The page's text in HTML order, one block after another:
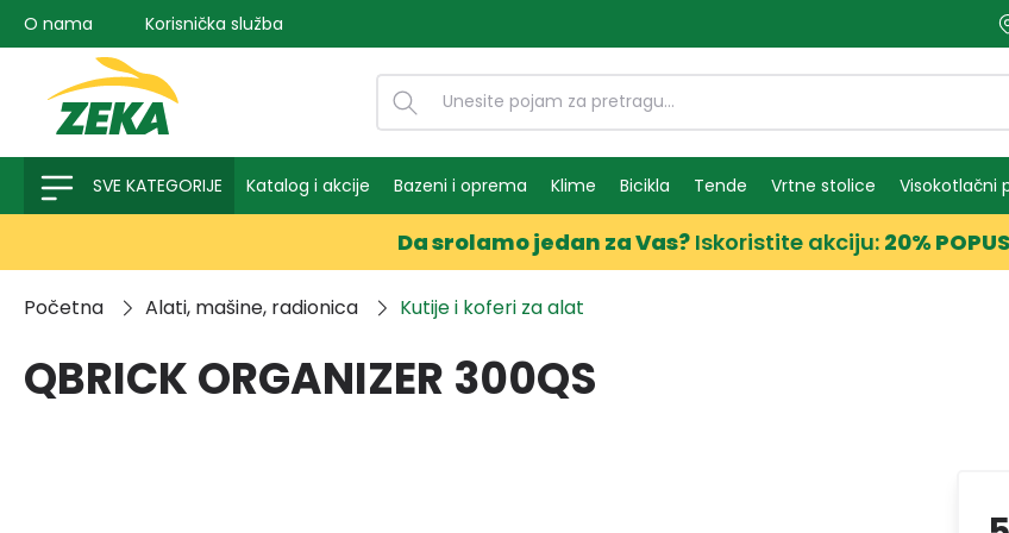
pretragu Preskoči na glavnu navigaciju
O nama Korisnička služba
SVE KATEGORIJE Katalog i akcije Bazeni i oprema Klime Bicikla Tende Vrtne stolice Visokotlačni
Da srolamo jedan za Vas? Iskoristite akciju: 20%
Početna Alati, mašine, radionica Kutije i koferi za alat
QBRICK ORGANIZER 300QS